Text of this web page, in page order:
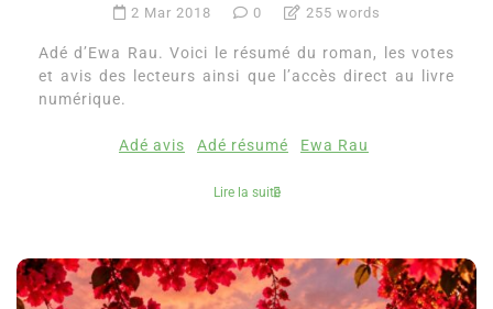
2 Mar 2018 0 255 words
Adé d’Ewa Rau. Voici le résumé du roman, les votes
et avis des lecteurs ainsi que l’accès direct au livre
numérique.
Adé avis Adé résumé Ewa Rau
Lire la suite